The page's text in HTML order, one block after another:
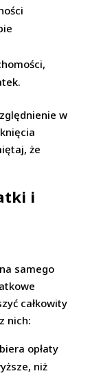
w
że
i
samego
całkowity
nich:
opłaty
niż